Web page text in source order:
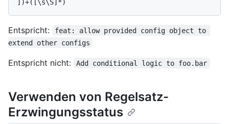
Entspricht:
feat: allow provided config object to
extend other configs
Entspricht nicht: Add conditional logic to foo.bar
Verwenden von Regelsatz-
Erzwingungsstatus